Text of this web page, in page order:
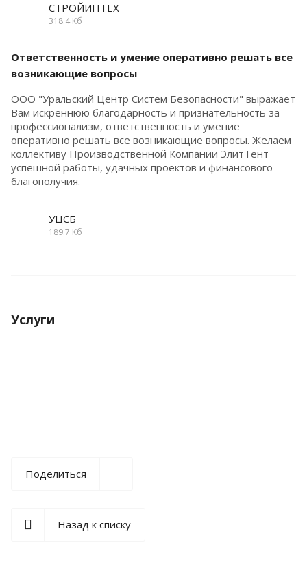
СТРОЙИНТЕХ
318.4 Кб
Ответственность и умение оперативно решать все
возникающие вопросы
ООО "Уральский Центр Систем Безопасности" выражает
Вам искреннюю благодарность и признательность за
профессионализм, ответственность и умение
оперативно решать все возникающие вопросы. Желаем
коллективу Производственной Компании ЭлитТент
успешной работы, удачных проектов и финансового
благополучия.
УЦСБ
189.7 Кб
Услуги
Поделиться
Назад к списку